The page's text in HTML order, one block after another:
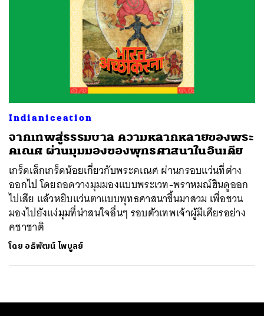
Indianiceation
จากเทพสู่ธรรมบาล ความหลากหลายของพระ
คเณศ ผ่านมุมมองของพุทธศาสนาในอินเดีย
เกร็ดเล็กเกร็ดน้อยเกี่ยวกับพระคเณศ ผ่านกรอบแว่นที่ต่าง
ออกไป โดยถอดวางมุมมองแบบพระเวท-พราหมณ์ฮินดูออก
ไปเสีย แล้วหยิบแว่นตาแบบพุทธศาสนาขึ้นมาสวม เพื่อชวน
มองไปยังแง่มุมที่น่าสนใจอื่นๆ รอบตัวเทพเจ้าผู้มีเศียรอย่าง
คชาชาติ
โดย อธิพัฒน์ ไพบูลย์
SHARE TWEET LINE EMAIL